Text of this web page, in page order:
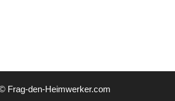
Frag-den-Heimwerker.com